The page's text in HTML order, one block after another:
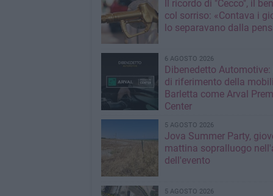
Il ricordo di "Cecco", il
col sorriso: «Contava i
lo separavano dalla
6 AGOSTO 2026
Dibenedetto
di riferimento della
Barletta come Arval
Center
5 AGOSTO 2026
Jova Summer Party,
mattina sopralluogo
dell'evento
5 AGOSTO 2026